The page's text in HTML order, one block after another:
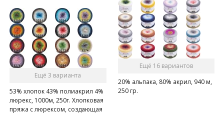
Ещё 3 варианта
53% хлопок 43% полиакрил 4%
люрекс, 1000м, 250г. Хлопковая
пряжа с люрексом, создающая
Ещё 16 вариантов
20% альпака, 80% акрил, 940 м,
250 гр.